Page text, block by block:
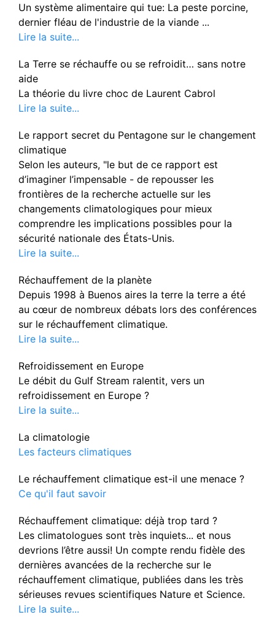
Un système alimentaire qui tue: La peste porcine,
dernier fléau de l'industrie de la viande ...
Lire la suite...
La Terre se réchauffe ou se refroidit… sans notre
aide
La théorie du livre choc de Laurent Cabrol
Lire la suite...
Le rapport secret du Pentagone sur le changement
climatique
Selon les auteurs, "le but de ce rapport est
d’imaginer l’impensable - de repousser les
frontières de la recherche actuelle sur les
changements climatologiques pour mieux
comprendre les implications possibles pour la
sécurité nationale des États-Unis.
Lire la suite...
Réchauffement de la planète
Depuis 1998 à Buenos aires la terre la terre a été
au cœur de nombreux débats lors des conférences
sur le réchauffement climatique.
Lire la suite...
Refroidissement en Europe
Le débit du Gulf Stream ralentit, vers un
refroidissement en Europe ?
Lire la suite...
La climatologie
Les facteurs climatiques
Le réchauffement climatique est-il une menace ?
Ce qu'il faut savoir
Réchauffement climatique: déjà trop tard ?
Les climatologues sont très inquiets... et nous
devrions l’être aussi! Un compte rendu fidèle des
dernières avancées de la recherche sur le
réchauffement climatique, publiées dans les très
sérieuses revues scientifiques Nature et Science.
Lire la suite...